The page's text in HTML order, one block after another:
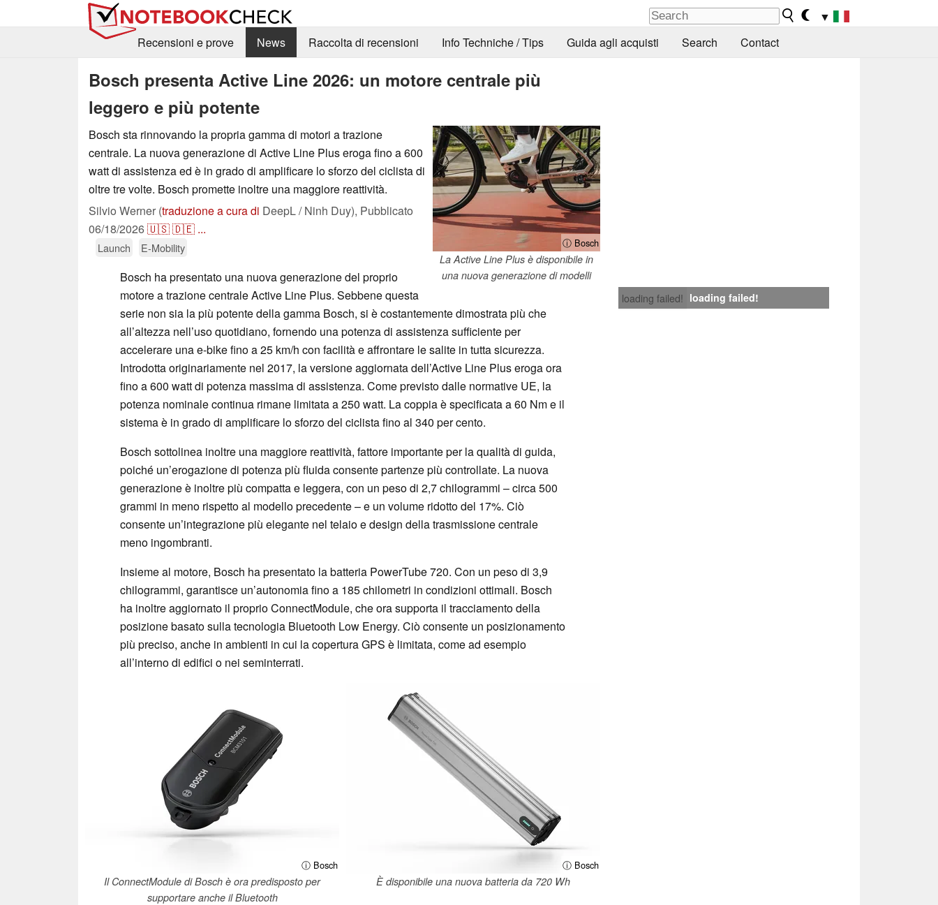
▼
Recensioni e prove
News Raccolta di recensioni Info Techniche / Tips Guida agli acquisti Search Contact
Bosch presenta Active Line 2026: un motore centrale più
leggero e più potente
ⓘ Bosch
La Active Line Plus è disponibile in
una nuova generazione di modelli
Bosch sta rinnovando la propria gamma di motori a trazione
centrale. La nuova generazione di Active Line Plus eroga fino a 600
watt di assistenza ed è in grado di amplificare lo sforzo del ciclista di
oltre tre volte. Bosch promette inoltre una maggiore reattività.
Silvio Werner (traduzione a cura di DeepL / Ninh Duy), Pubblicato
06/18/2026🇺🇸🇩🇪 ...
Launch E-Mobility
loading failed! loading failed!
Bosch ha presentato una nuova generazione del proprio
motore a trazione centrale Active Line Plus. Sebbene questa
serie non sia la più potente della gamma Bosch, si è costantemente dimostrata più che
all’altezza nell’uso quotidiano, fornendo una potenza di assistenza sufficiente per
accelerare una e-bike fino a 25 km/h con facilità e affrontare le salite in tutta sicurezza.
Introdotta originariamente nel 2017, la versione aggiornata dell’Active Line Plus eroga ora
fino a 600 watt di potenza massima di assistenza. Come previsto dalle normative UE, la
potenza nominale continua rimane limitata a 250 watt. La coppia è specificata a 60 Nm e il
sistema è in grado di amplificare lo sforzo del ciclista fino al 340 per cento.
Bosch sottolinea inoltre una maggiore reattività, fattore importante per la qualità di guida,
poiché un’erogazione di potenza più fluida consente partenze più controllate. La nuova
generazione è inoltre più compatta e leggera, con un peso di 2,7 chilogrammi – circa 500
grammi in meno rispetto al modello precedente – e un volume ridotto del 17%. Ciò
consente un’integrazione più elegante nel telaio e design della trasmissione centrale
meno ingombranti.
Insieme al motore, Bosch ha presentato la batteria PowerTube 720. Con un peso di 3,9
chilogrammi, garantisce un’autonomia fino a 185 chilometri in condizioni ottimali. Bosch
ha inoltre aggiornato il proprio ConnectModule, che ora supporta il tracciamento della
posizione basato sulla tecnologia Bluetooth Low Energy. Ciò consente un posizionamento
più preciso, anche in ambienti in cui la copertura GPS è limitata, come ad esempio
all’interno di edifici o nei seminterrati.
ⓘ Bosch
Il ConnectModule di Bosch è ora predisposto per
supportare anche il Bluetooth
ⓘ Bosch
È disponibile una nuova batteria da 720 Wh